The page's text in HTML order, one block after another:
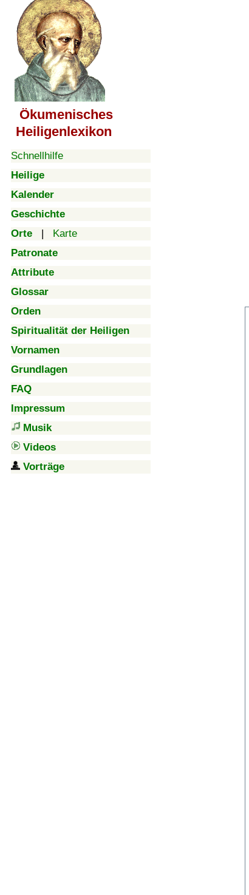
Ökumenisches
Heiligenlexikon
Schnellhilfe
Heilige
Kalender
Geschichte
Orte | Karte
Patronate
Attribute
Glossar
Orden
Spiritualität der Heiligen
Vornamen
Grundlagen
FAQ
Impressum
Musik
Videos
Vorträge